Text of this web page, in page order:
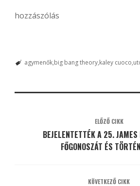
hozzászólás
agymenők big bang theory kaley cuoco
ELŐZŐ CIKK
BEJELENTETTÉK A 25.
FŐGONOSZÁT ÉS
KÖVETKEZŐ CIKK